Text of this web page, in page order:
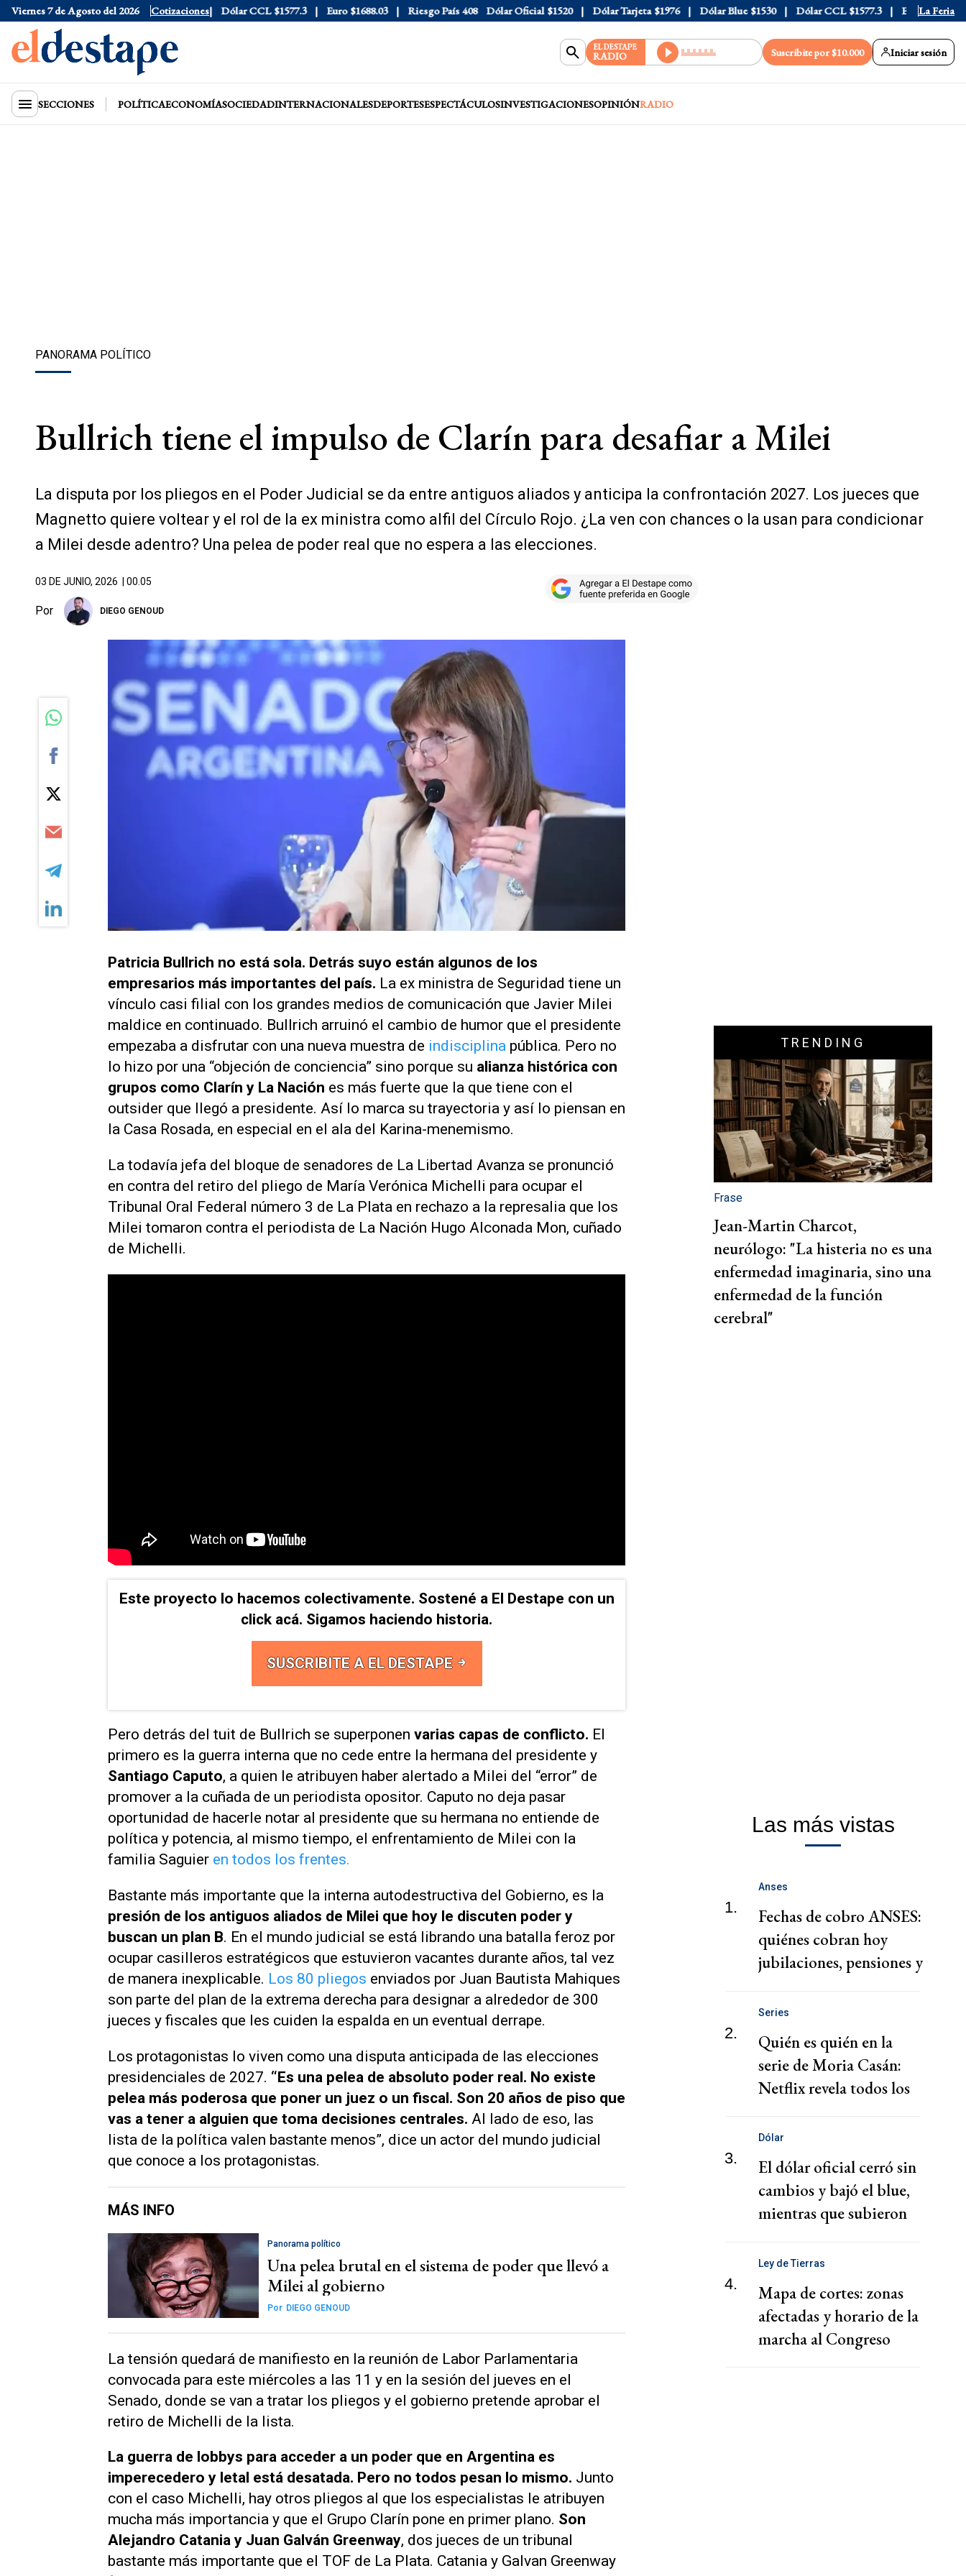
Viernes 7 de Agosto del 2026 Cotizaciones
Tarjeta $1976 Dólar Blue $1530 Dólar CCL $1577.3 Euro $1688.03 Riesgo País 408 Dólar Oficial $1520 Dólar Tarjeta $1976 Dólar Blue $1530 Dólar CCL $1577.3 Euro $1688.03
La Feria
EL DESTAPE
RADIO Suscribite por $10.000 Iniciar sesión
SECCIONES POLÍTICAECONOMÍASOCIEDADINTERNACIONALESDEPORTESESPECTÁCULOSINVESTIGACIONESOPINIÓNRADIO
PANORAMA POLÍTICO
Bullrich tiene el impulso de Clarín para desafiar a Milei
La disputa por los pliegos en el Poder Judicial se da entre antiguos aliados y anticipa la confrontación 2027. Los jueces que
Magnetto quiere voltear y el rol de la ex ministra como alfil del Círculo Rojo. ¿La ven con chances o la usan para condicionar
a Milei desde adentro? Una pelea de poder real que no espera a las elecciones.
03 DE JUNIO, 2026 | 00.05
Por DIEGO GENOUD
Patricia Bullrich no está sola. Detrás suyo están algunos de los
empresarios más importantes del país. La ex ministra de Seguridad tiene un
vínculo casi filial con los grandes medios de comunicación que Javier Milei
maldice en continuado. Bullrich arruinó el cambio de humor que el presidente
empezaba a disfrutar con una nueva muestra de indisciplina pública. Pero no
lo hizo por una “objeción de conciencia” sino porque su alianza histórica con
grupos como Clarín y La Nación es más fuerte que la que tiene con el
outsider que llegó a presidente. Así lo marca su trayectoria y así lo piensan en
la Casa Rosada, en especial en el ala del Karina-menemismo.
La todavía jefa del bloque de senadores de La Libertad Avanza se pronunció
en contra del retiro del pliego de María Verónica Michelli para ocupar el
Tribunal Oral Federal número 3 de La Plata en rechazo a la represalia que los
Milei tomaron contra el periodista de La Nación Hugo Alconada Mon, cuñado
de Michelli.
Este proyecto lo hacemos colectivamente. Sostené a El Destape con un
click acá. Sigamos haciendo historia.
SUSCRIBITE A EL DESTAPE
Pero detrás del tuit de Bullrich se superponen varias capas de conflicto. El
primero es la guerra interna que no cede entre la hermana del presidente y
Santiago Caputo, a quien le atribuyen haber alertado a Milei del “error” de
promover a la cuñada de un periodista opositor. Caputo no deja pasar
oportunidad de hacerle notar al presidente que su hermana no entiende de
política y potencia, al mismo tiempo, el enfrentamiento de Milei con la
familia Saguier en todos los frentes.
Bastante más importante que la interna autodestructiva del Gobierno, es la
presión de los antiguos aliados de Milei que hoy le discuten poder y
buscan un plan B. En el mundo judicial se está librando una batalla feroz por
ocupar casilleros estratégicos que estuvieron vacantes durante años, tal vez
de manera inexplicable. Los 80 pliegos enviados por Juan Bautista Mahiques
son parte del plan de la extrema derecha para designar a alrededor de 300
jueces y fiscales que les cuiden la espalda en un eventual derrape.
Los protagonistas lo viven como una disputa anticipada de las elecciones
presidenciales de 2027. “Es una pelea de absoluto poder real. No existe
pelea más poderosa que poner un juez o un fiscal. Son 20 años de piso que
vas a tener a alguien que toma decisiones centrales. Al lado de eso, las
lista de la política valen bastante menos”, dice un actor del mundo judicial
que conoce a los protagonistas.
MÁS INFO
Panorama político
Una pelea brutal en el sistema de poder que llevó a
Milei al gobierno
Por DIEGO GENOUD
La tensión quedará de manifiesto en la reunión de Labor Parlamentaria
convocada para este miércoles a las 11 y en la sesión del jueves en el
Senado, donde se van a tratar los pliegos y el gobierno pretende aprobar el
retiro de Michelli de la lista.
La guerra de lobbys para acceder a un poder que en Argentina es
imperecedero y letal está desatada. Pero no todos pesan lo mismo. Junto
con el caso Michelli, hay otros pliegos al que los especialistas le atribuyen
mucha más importancia y que el Grupo Clarín pone en primer plano. Son
Alejandro Catania y Juan Galván Greenway, dos jueces de un tribunal
bastante más importante que el TOF de La Plata. Catania y Galvan Greenway
TRENDING
Frase
Jean-Martin Charcot,
neurólogo: "La histeria no es una
enfermedad imaginaria, sino una
enfermedad de la función
cerebral"
Las más vistas
1.
Anses
Fechas de cobro ANSES:
quiénes cobran hoy
jubilaciones, pensiones y
2.
Series
Quién es quién en la
serie de Moria Casán:
Netflix revela todos los
3.
Dólar
El dólar oficial cerró sin
cambios y bajó el blue,
mientras que subieron
4.
Ley de Tierras
Mapa de cortes: zonas
afectadas y horario de la
marcha al Congreso